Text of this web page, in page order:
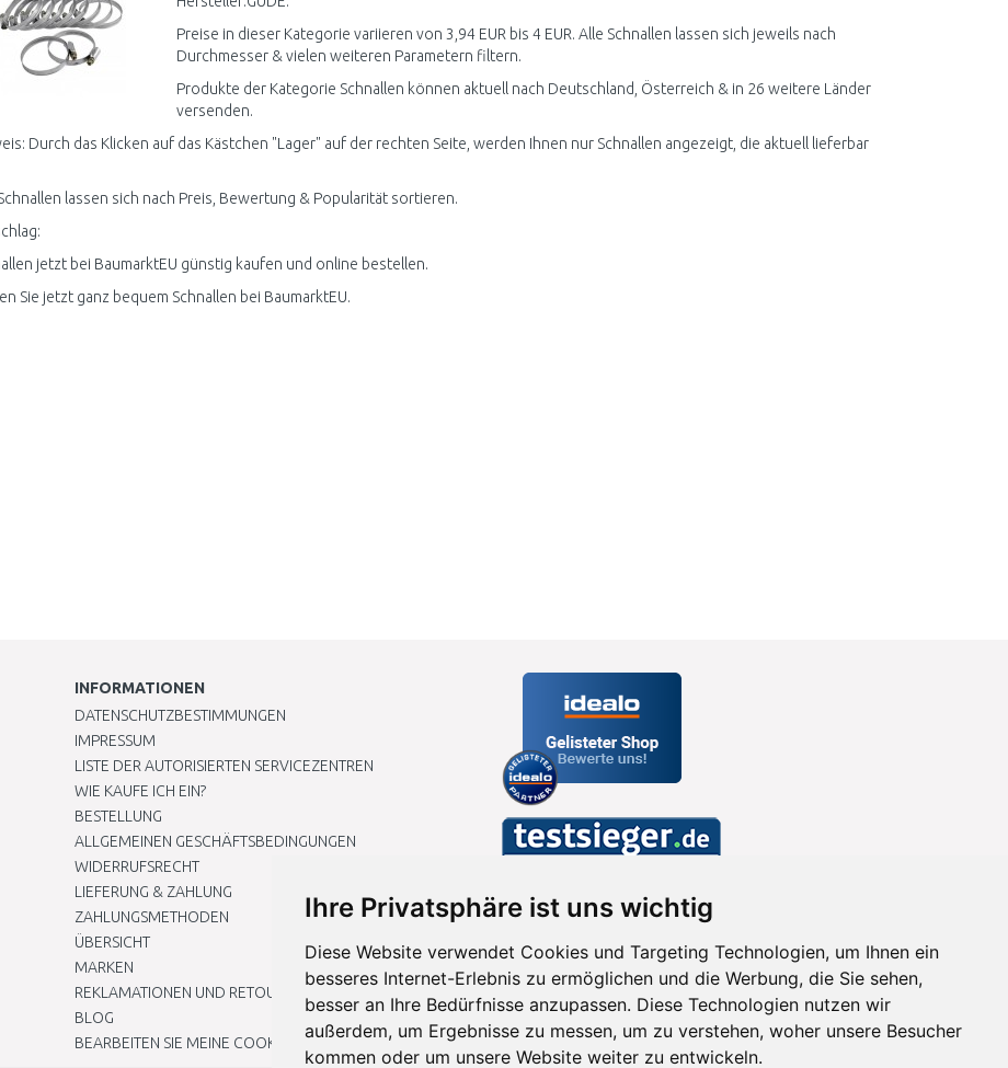
Ihre Privatsphäre ist uns wichtig
Diese Website verwendet Cookies und Targeting Technologien, um Ihnen ein
besseres Internet-Erlebnis zu ermöglichen und die Werbung, die Sie sehen,
besser an Ihre Bedürfnisse anzupassen. Diese Technologien nutzen wir
außerdem, um Ergebnisse zu messen, um zu verstehen, woher unsere Besucher
kommen oder um unsere Website weiter zu entwickeln.
Preise in dieser Kategorie variieren von 3,94 EUR bis 4 EUR. Alle Schnallen lassen sich jeweils nach
Durchmesser & vielen weiteren Parametern filtern.
Produkte der Kategorie Schnallen können aktuell nach Deutschland, Österreich & in 26 weitere Länder
versenden.
Durch das Klicken auf das Kästchen "Lager" auf der rechten Seite, werden Ihnen nur Schnallen angezeigt, die aktuell lieferbar
lassen sich nach Preis, Bewertung & Popularität sortieren.
jetzt bei BaumarktEU günstig kaufen und online bestellen.
Sie jetzt ganz bequem Schnallen bei BaumarktEU.
INFORMATIONEN
DATENSCHUTZBESTIMMUNGEN
IMPRESSUM
LISTE DER AUTORISIERTEN SERVICEZENTREN
WIE KAUFE ICH EIN?
BESTELLUNG
ALLGEMEINEN GESCHÄFTSBEDINGUNGEN
WIDERRUFSRECHT
LIEFERUNG & ZAHLUNG
ZAHLUNGSMETHODEN
ÜBERSICHT
MARKEN
REKLAMATIONEN UND RETOUREN
BLOG
BEARBEITEN SIE MEINE COOKIE-EINSTELLUNGEN